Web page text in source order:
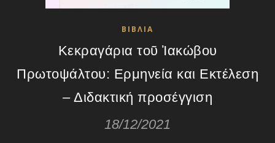
ΒΙΒΛΙΑ
Κεκραγάρια τοῦ Ἰακώβου
Πρωτοψάλτου: Ερμηνεία και Εκτέλεση
– Διδακτική προσέγγιση
18/12/2021